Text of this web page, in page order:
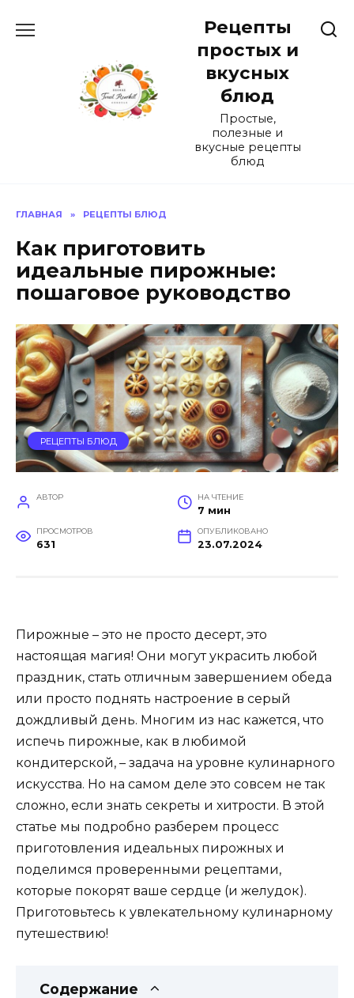
Рецепты
простых и
вкусных
блюд
Простые,
полезные и
вкусные рецепты
блюд
ГЛАВНАЯ » РЕЦЕПТЫ БЛЮД
Как приготовить
идеальные пирожные:
пошаговое руководство
РЕЦЕПТЫ БЛЮД
АВТОР НА ЧТЕНИЕ
7 мин
ПРОСМОТРОВ
631
ОПУБЛИКОВАНО
23.07.2024
Пирожные – это не просто десерт, это
настоящая магия! Они могут украсить любой
праздник, стать отличным завершением обеда
или просто поднять настроение в серый
дождливый день. Многим из нас кажется, что
испечь пирожные, как в любимой
кондитерской, – задача на уровне кулинарного
искусства. Но на самом деле это совсем не так
сложно, если знать секреты и хитрости. В этой
статье мы подробно разберем процесс
приготовления идеальных пирожных и
поделимся проверенными рецептами,
которые покорят ваше сердце (и желудок).
Приготовьтесь к увлекательному кулинарному
путешествию!
Содержание